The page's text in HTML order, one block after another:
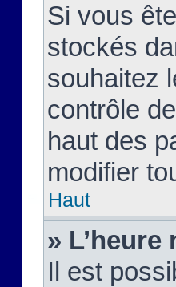
Si vous
stockés
souhaitez
contrôle
haut des
modifier
Haut
» L’heure
Il est